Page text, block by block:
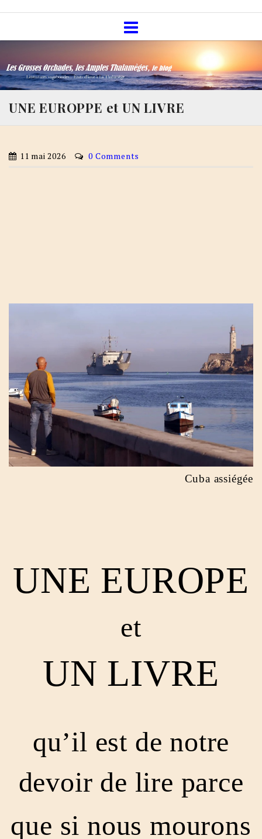
Les Grosses Orchades, les Amples
Thalamèges, le blog
UNE EUROPPE et UN LIVRE
11 mai 2026 0 Comments
Cuba assiégée
UNE EUROPE
et
UN LIVRE
qu’il est de notre
devoir de lire parce
que si nous mourons